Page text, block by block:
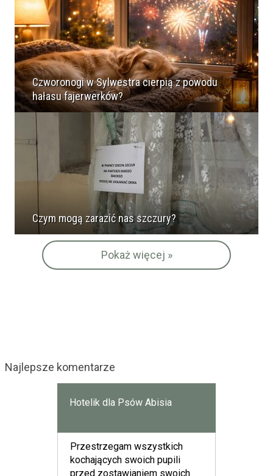
Czworonogi w Sylwestra cierpią z powodu
hałasu fajerwerków?
Czym mogą zarazić nas szczury?
Pokaż więcej »
Najlepsze komentarze
Hotelik dla Psów Abisia
Przestrzegam wszystkich
kochających swoich pupili
przed zostawianiem swoich